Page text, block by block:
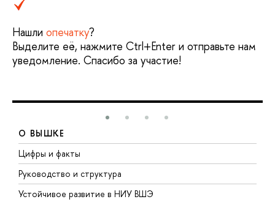
Нашли опечатку?
Выделите её, нажмите Ctrl+Enter и отправьте нам
уведомление. Спасибо за участие!
О ВЫШКЕ
Цифры и факты
Руководство и структура
Устойчивое развитие в НИУ ВШЭ